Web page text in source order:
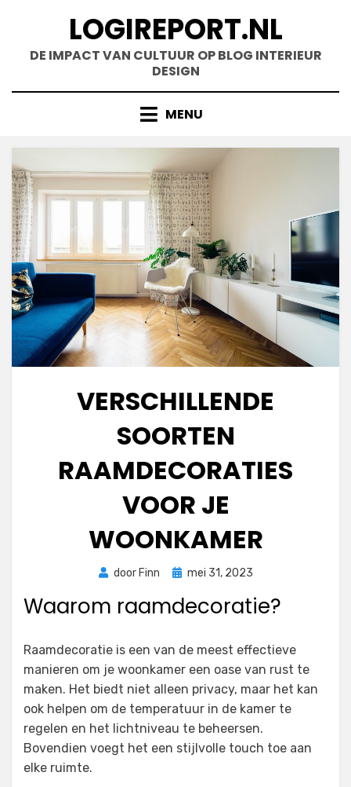
inhoud
LOGIREPORT.NL
DE IMPACT VAN CULTUUR OP BLOG INTERIEUR
DESIGN
MENU
VERSCHILLENDE
SOORTEN
RAAMDECORATIES
VOOR JE
WOONKAMER
door Finn
Geplaatst
mei 31, 2023
Waarom raamdecoratie?
Raamdecoratie is een van de meest effectieve
manieren om je woonkamer een oase van rust te
maken. Het biedt niet alleen privacy, maar het kan
ook helpen om de temperatuur in de kamer te
regelen en het lichtniveau te beheersen.
Bovendien voegt het een stijlvolle touch toe aan
elke ruimte.